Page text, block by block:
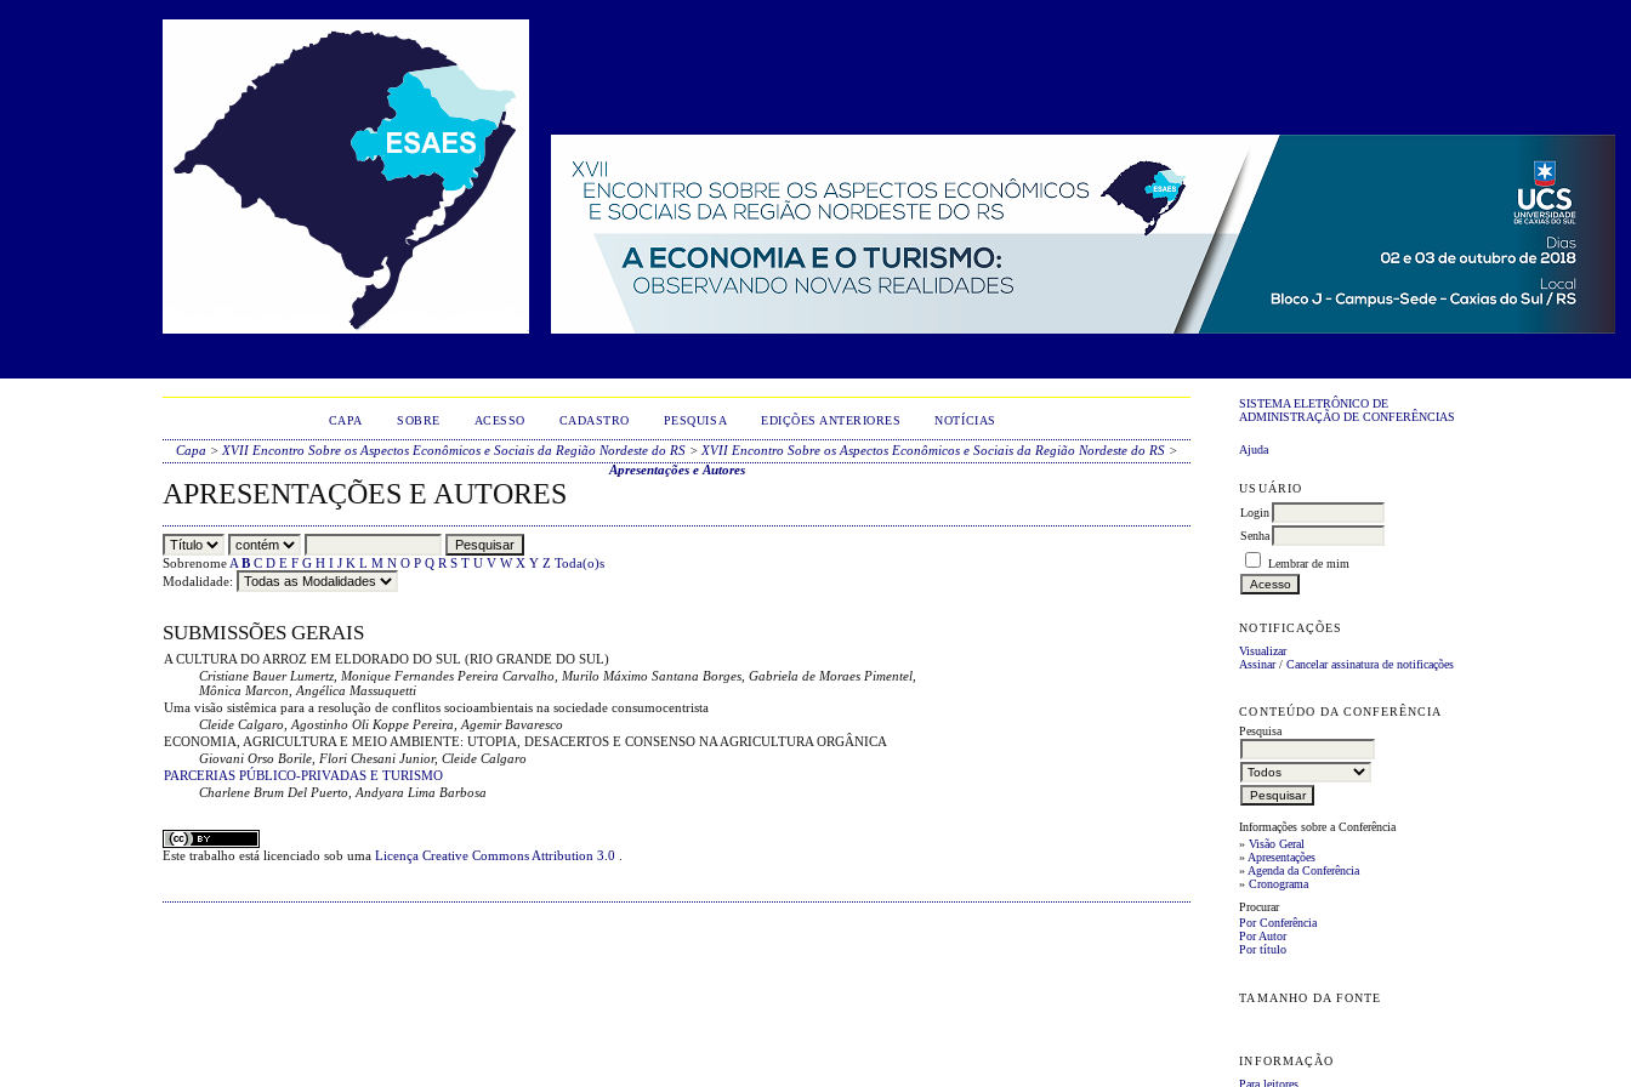
SISTEMA ELETRÔNICO DE
ADMINISTRAÇÃO DE CONFERÊNCIAS
Ajuda
USUÁRIO
Login
Senha
Lembrar de mim
NOTIFICAÇÕES
Visualizar
Assinar/Cancelar assinatura de notificações
CONTEÚDO DA CONFERÊNCIA
Pesquisa
Informações sobre a Conferência
»Visão Geral
» Apresentações
» Agenda da Conferência
»Cronograma
Procurar
Por Conferência
Por Autor
Por título
TAMANHO DA FONTE
INFORMAÇÃO
Para leitores
CAPA SOBRE ACESSO CADASTRO PESQUISA EDIÇÕES ANTERIORES NOTÍCIAS
Capa > XVII Encontro Sobre os Aspectos Econômicos e Sociais da Região Nordeste do RS > XVII Encontro Sobre os Aspectos Econômicos e Sociais da Região Nordeste do RS >
Apresentações e Autores
APRESENTAÇÕES E AUTORES
Sobrenome A B C D E F G H I J K L M N O P Q R S T U V W X Y Z Toda(o)s
Modalidade:
SUBMISSÕES GERAIS
A CULTURA DO ARROZ EM ELDORADO DO SUL (RIO GRANDE DO SUL)
Cristiane Bauer Lumertz, Monique Fernandes Pereira Carvalho, Murilo Máximo Santana Borges, Gabriela de Moraes Pimentel,
Mônica Marcon, Angélica Massuquetti
Uma visão sistêmica para a resolução de conflitos socioambientais na sociedade consumocentrista
Cleide Calgaro, Agostinho Oli Koppe Pereira, Agemir Bavaresco
ECONOMIA, AGRICULTURA E MEIO AMBIENTE: UTOPIA, DESACERTOS E CONSENSO NA AGRICULTURA ORGÂNICA
Giovani Orso Borile, Flori Chesani Junior, Cleide Calgaro
PARCERIAS PÚBLICO-PRIVADAS E TURISMO
Charlene Brum Del Puerto, Andyara Lima Barbosa
Este trabalho está licenciado sob umaLicença Creative Commons Attribution 3.0